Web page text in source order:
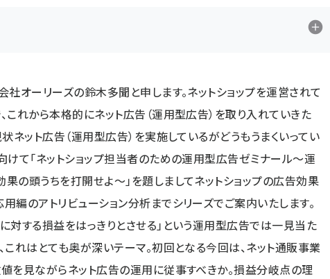
社オーリーズの鈴木多聞と申します。ネットショップを運営されて
これから本格的にネット広告（運用型広告）を取り入れていきた
ネット広告（運用型広告）を実施しているがどうもうまくいってい
けて「ネットショップ担当者のための運用型広告ゼミナール～運
の頭うちを打開せよ～」を題しましてネットショップの広告効果
編のアトリビューション分析までシリーズでご案内いたします。
対する損益をはっきりとさせる」という運用型広告では一見当た
これはとても奥が深いテーマ。初回となる今回は、ネット通販事業
を見ながらネット広告の運用に従事すべきか。損益分岐点の理